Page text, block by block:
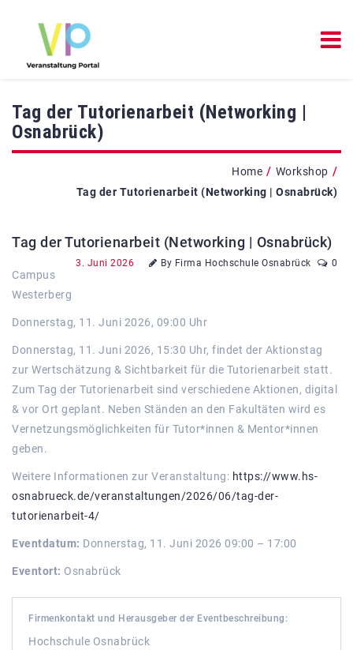
Tag der Tutorienarbeit (Networking |
Osnabrück)
Home / Workshop /
Tag der Tutorienarbeit (Networking | Osnabrück)
Tag der Tutorienarbeit (Networking | Osnabrück)
3. Juni 2026 By Firma Hochschule Osnabrück 0
Campus
Westerberg
Donnerstag, 11. Juni 2026, 09:00 Uhr
Donnerstag, 11. Juni 2026, 15:30 Uhr, findet der Aktionstag
zur Wertschätzung & Sichtbarkeit für die Tutorienarbeit statt.
Zum Tag der Tutorienarbeit sind verschiedene Aktionen, digital
& vor Ort geplant. Neben Ständen an den Fakultäten wird es
Vernetzungsmöglichkeiten für Tutor*innen & Mentor*innen
geben.
Weitere Informationen zur Veranstaltung: https://www.hs-
osnabrueck.de/veranstaltungen/2026/06/tag-der-
tutorienarbeit-4/
Eventdatum: Donnerstag, 11. Juni 2026 09:00 – 17:00
Eventort: Osnabrück
Firmenkontakt und Herausgeber der Eventbeschreibung:
Hochschule Osnabrück